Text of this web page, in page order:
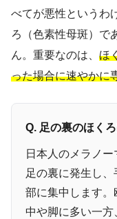
べてが悪性というわ
ろ（色素性母斑）で
ん。重要なのは、 ほ
った場合に速やかに
Q. 足の裏のほく
日本人のメラノ
足の裏に発生し
部に集中します
中や脚に多い一